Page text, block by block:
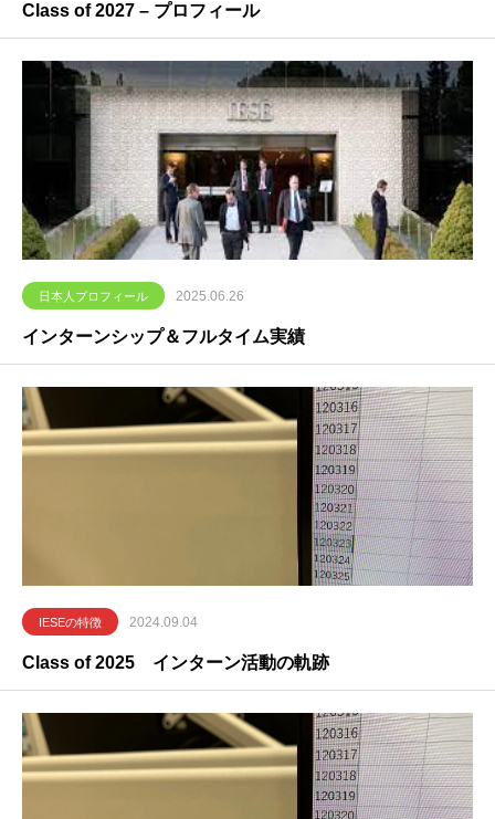
Class of 2027 – プロフィール
日本人プロフィール 2025.06.26
インターンシップ＆フルタイム実績
IESEの特徴 2024.09.04
Class of 2025 インターン活動の軌跡